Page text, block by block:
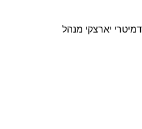
דמיטרי יארצקי מנהל